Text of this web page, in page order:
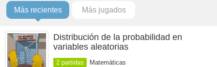
Más recientes Más jugados
Distribución de la probabilidad en
variables aleatorias
2 partidas Matemáticas